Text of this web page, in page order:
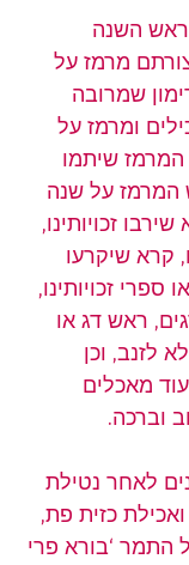
ראש השנה
מרמז על
שמרובה
ומרמז על
המרמז שיתמו
המרמז על שנה
זכויותינו,
קרא שיקרעו
ספרי זכויותינו,
ראש דג או
לזנב, וכן
מאכלים
וברכה.
לאחר נטילת
כזית פת,
התמר ‘בורא פרי